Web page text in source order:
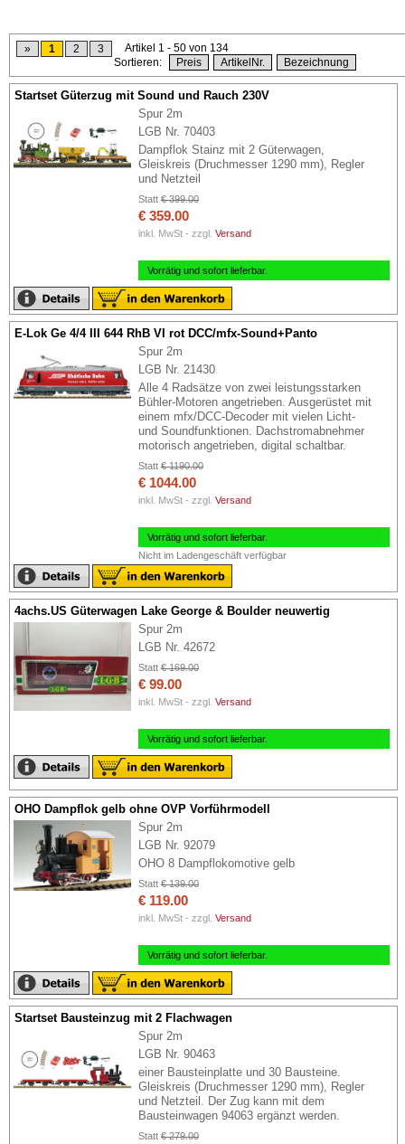
» 1 2 3
Artikel 1 - 50 von 134
Sortieren:
Preis ArtikelNr. Bezeichnung
Startset Güterzug mit Sound und Rauch 230V
Spur 2m
LGB Nr. 70403
Dampflok Stainz mit 2 Güterwagen,
Gleiskreis (Druchmesser 1290 mm), Regler
und Netzteil
Statt € 399.00
€ 359.00
inkl. MwSt - zzgl. Versand
Vorrätig und sofort lieferbar.
E-Lok Ge 4/4 III 644 RhB VI rot DCC/mfx-Sound+Panto
Spur 2m
LGB Nr. 21430
Alle 4 Radsätze von zwei leistungsstarken
Bühler-Motoren angetrieben. Ausgerüstet mit
einem mfx/DCC-Decoder mit vielen Licht-
und Soundfunktionen. Dachstromabnehmer
motorisch angetrieben, digital schaltbar.
Statt € 1190.00
€ 1044.00
inkl. MwSt - zzgl. Versand
Vorrätig und sofort lieferbar.
Nicht im Ladengeschäft verfügbar
4achs.US Güterwagen Lake George & Boulder neuwertig
Spur 2m
LGB Nr. 42672
Statt € 169.00
€ 99.00
inkl. MwSt - zzgl. Versand
Vorrätig und sofort lieferbar.
OHO Dampflok gelb ohne OVP Vorführmodell
Spur 2m
LGB Nr. 92079
OHO 8 Dampflokomotive gelb
Statt € 139.00
€ 119.00
inkl. MwSt - zzgl. Versand
Vorrätig und sofort lieferbar.
Startset Bausteinzug mit 2 Flachwagen
Spur 2m
LGB Nr. 90463
einer Bausteinplatte und 30 Bausteine.
Gleiskreis (Druchmesser 1290 mm), Regler
und Netzteil. Der Zug kann mit dem
Bausteinwagen 94063 ergänzt werden.
Statt € 279.00